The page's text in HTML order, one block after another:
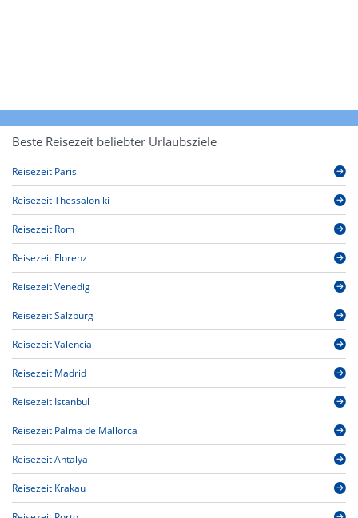
Beste Reisezeit beliebter Urlaubsziele
Reisezeit Paris
Reisezeit Thessaloniki
Reisezeit Rom
Reisezeit Florenz
Reisezeit Venedig
Reisezeit Salzburg
Reisezeit Valencia
Reisezeit Madrid
Reisezeit Istanbul
Reisezeit Palma de Mallorca
Reisezeit Antalya
Reisezeit Krakau